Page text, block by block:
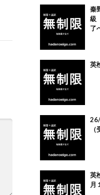
秦
級
了
英
（
英
月